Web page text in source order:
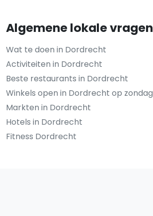
Algemene lokale vragen
Wat te doen in Dordrecht
Activiteiten in Dordrecht
Beste restaurants in Dordrecht
Winkels open in Dordrecht op zondag
Markten in Dordrecht
Hotels in Dordrecht
Fitness Dordrecht